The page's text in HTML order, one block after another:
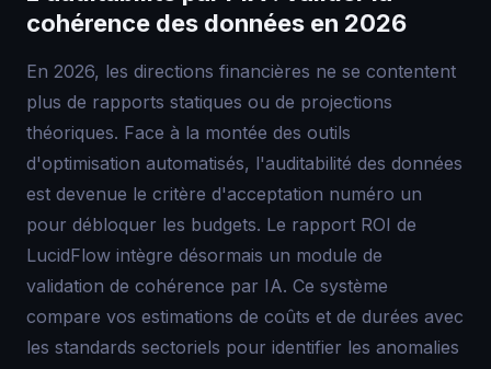
cohérence des données en 2026
En 2026, les directions financières ne se contentent
plus de rapports statiques ou de projections
théoriques. Face à la montée des outils
d'optimisation automatisés, l'auditabilité des données
est devenue le critère d'acceptation numéro un
pour débloquer les budgets. Le rapport ROI de
LucidFlow intègre désormais un module de
validation de cohérence par IA. Ce système
compare vos estimations de coûts et de durées avec
les standards sectoriels pour identifier les anomalies